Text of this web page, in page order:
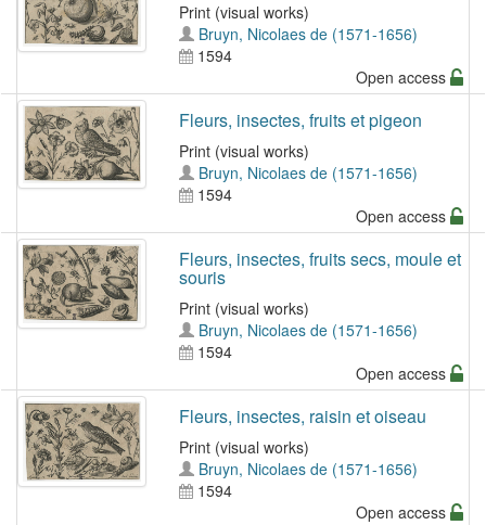
Print (visual works)
Bruyn, Nicolaes de (1571-1656)
1594
Open access
Fleurs, insectes, fruits et pigeon
Print (visual works)
Bruyn, Nicolaes de (1571-1656)
1594
Open access
Fleurs, insectes, fruits secs, moule et
souris
Print (visual works)
Bruyn, Nicolaes de (1571-1656)
1594
Open access
Fleurs, insectes, raisin et oiseau
Print (visual works)
Bruyn, Nicolaes de (1571-1656)
1594
Open access